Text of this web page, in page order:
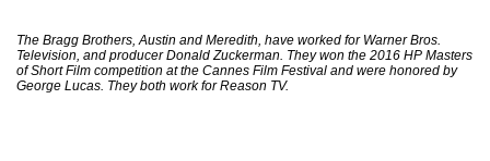
The Bragg Brothers, Austin and Meredith, have worked for Warner Bros.
Television, and producer Donald Zuckerman. They won the 2016 HP Masters
of Short Film competition at the Cannes Film Festival and were honored by
George Lucas. They both work for Reason TV.